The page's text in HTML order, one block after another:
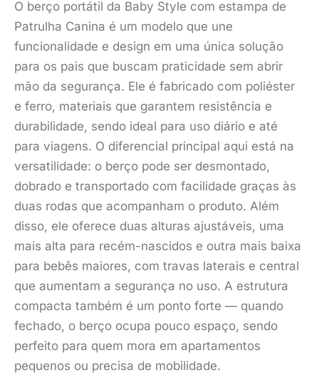
O berço portátil da Baby Style com estampa de
Patrulha Canina é um modelo que une
funcionalidade e design em uma única solução
para os pais que buscam praticidade sem abrir
mão da segurança. Ele é fabricado com poliéster
e ferro, materiais que garantem resistência e
durabilidade, sendo ideal para uso diário e até
para viagens. O diferencial principal aqui está na
versatilidade: o berço pode ser desmontado,
dobrado e transportado com facilidade graças às
duas rodas que acompanham o produto. Além
disso, ele oferece duas alturas ajustáveis, uma
mais alta para recém-nascidos e outra mais baixa
para bebês maiores, com travas laterais e central
que aumentam a segurança no uso. A estrutura
compacta também é um ponto forte — quando
fechado, o berço ocupa pouco espaço, sendo
perfeito para quem mora em apartamentos
pequenos ou precisa de mobilidade.